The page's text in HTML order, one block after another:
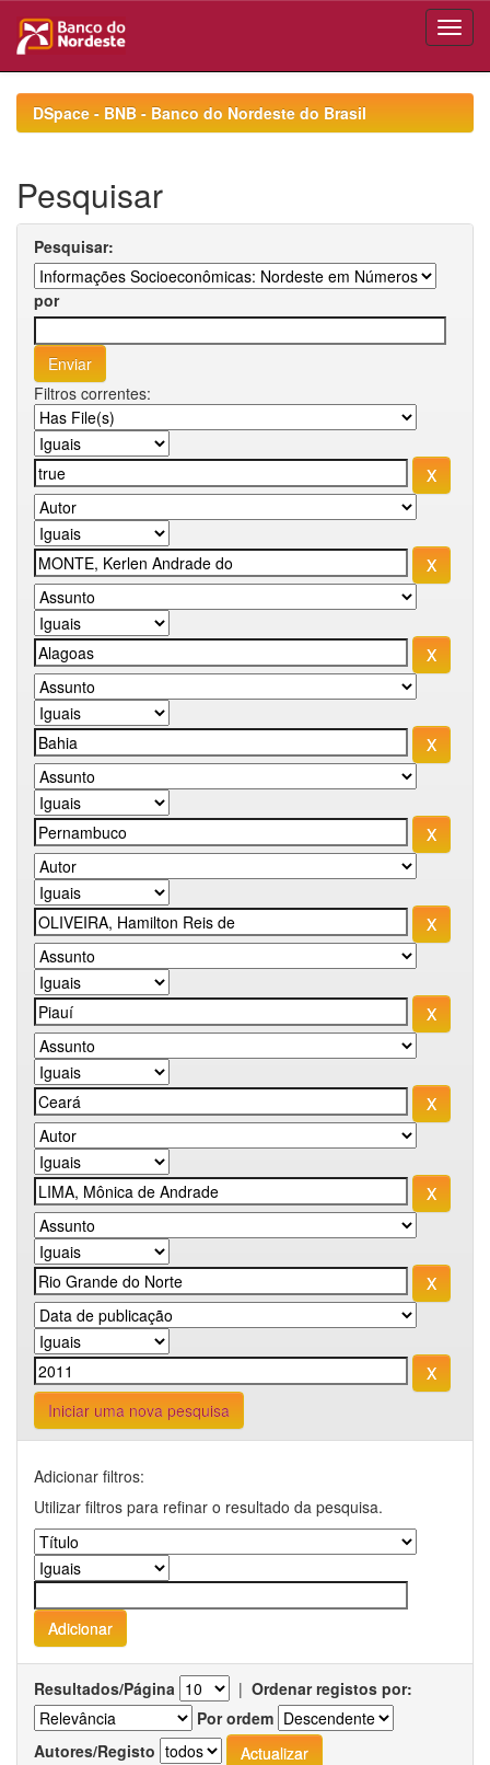
navigationDSpace - BNB - Banco do Nordeste do Brasil
Pesquisar
Pesquisar:
por
Filtros correntes:
Iniciar uma nova pesquisa
Adicionar filtros:
Utilizar filtros para refinar o resultado da pesquisa.
Resultados/Página | Ordenar registos por:
Por ordem
Autores/Registo